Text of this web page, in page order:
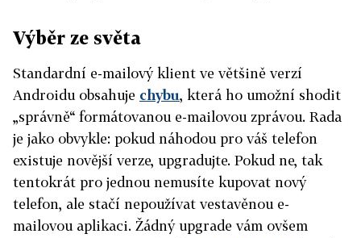
Výběr ze světa
Standardní e-mailový klient ve většině verzí
Androidu obsahuje chybu, která ho umožní shodit
„správně“ formátovanou e-mailovou zprávou. Rada
je jako obvykle: pokud náhodou pro váš telefon
existuje novější verze, upgradujte. Pokud ne, tak
tentokrát pro jednou nemusíte kupovat nový
telefon, ale stačí nepoužívat vestavěnou e-
mailovou aplikaci. Žádný upgrade vám ovšem